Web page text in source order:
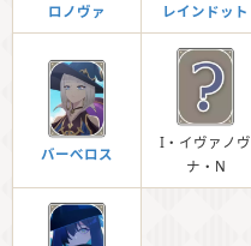
ロノヴァ レインドット
バーべロス
I・イヴァノヴ
ナ・N